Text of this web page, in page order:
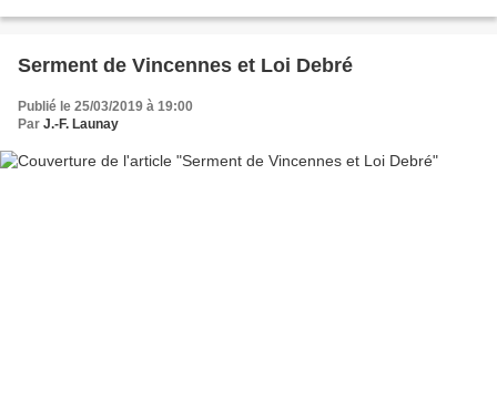
Serment de Vincennes et Loi Debré
Publié le 25/03/2019 à 19:00
Par J.-F. Launay